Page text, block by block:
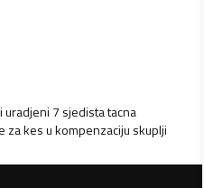
uradjeni 7 sjedista tacna
kes u kompenzaciju skuplji